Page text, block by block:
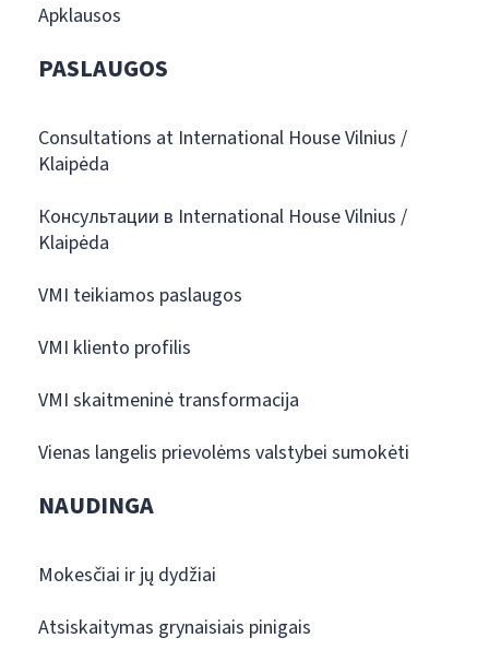
Apklausos
PASLAUGOS
Consultations at International House Vilnius /
Klaipėda
Консультации в International House Vilnius /
Klaipėda
VMI teikiamos paslaugos
VMI kliento profilis
VMI skaitmeninė transformacija
Vienas langelis prievolėms valstybei sumokėti
NAUDINGA
Mokesčiai ir jų dydžiai
Atsiskaitymas grynaisiais pinigais